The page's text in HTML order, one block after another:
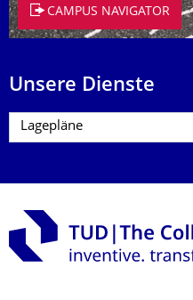
CAMPUS NAVIGATOR
Unsere Dienste